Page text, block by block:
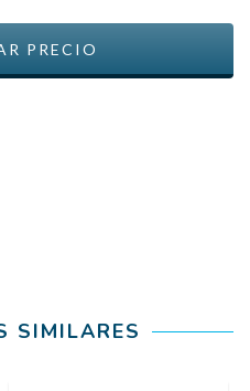
SIMILARES